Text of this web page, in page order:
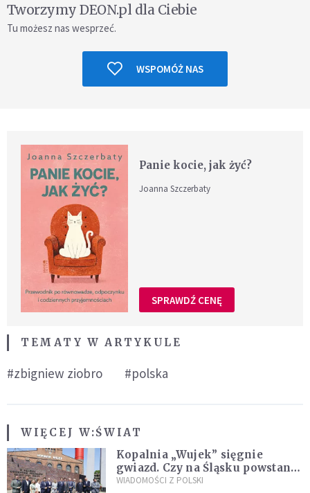
Tworzymy DEON.pl dla Ciebie
Tu możesz nas wesprzeć.
WSPOMÓŻ NAS
Panie kocie, jak żyć?
Joanna Szczerbaty
SPRAWDŹ CENĘ
TEMATY W ARTYKULE
#zbigniew ziobro #polska
WIĘCEJ W:ŚWIAT
Kopalnia „Wujek” sięgnie
gwiazd. Czy na Śląsku powstanie
„Dolina Krzemowa”?
WIADOMOŚCI Z POLSKI